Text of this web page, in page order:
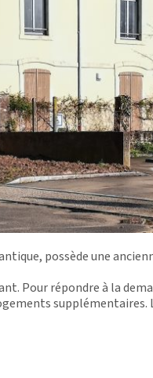
possède une
Pour répondre à la
supplémentaires.